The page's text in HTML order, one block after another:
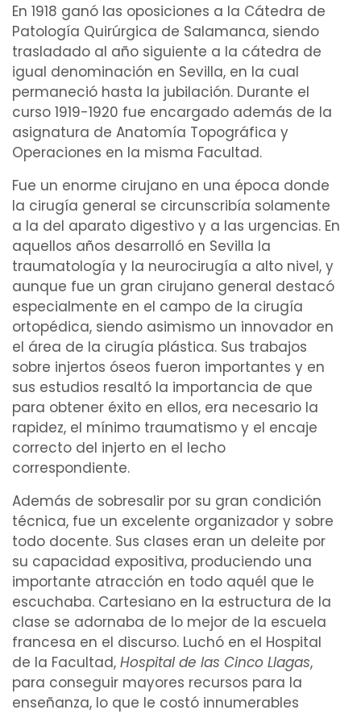
En 1918 ganó las oposiciones a la Cátedra de
Patología Quirúrgica de Salamanca, siendo
trasladado al año siguiente a la cátedra de
igual denominación en Sevilla, en la cual
permaneció hasta la jubilación. Durante el
curso 1919-1920 fue encargado además de la
asignatura de Anatomía Topográfica y
Operaciones en la misma Facultad.
Fue un enorme cirujano en una época donde
la cirugía general se circunscribía solamente
a la del aparato digestivo y a las urgencias. En
aquellos años desarrolló en Sevilla la
traumatología y la neurocirugía a alto nivel, y
aunque fue un gran cirujano general destacó
especialmente en el campo de la cirugía
ortopédica, siendo asimismo un innovador en
el área de la cirugía plástica. Sus trabajos
sobre injertos óseos fueron importantes y en
sus estudios resaltó la importancia de que
para obtener éxito en ellos, era necesario la
rapidez, el mínimo traumatismo y el encaje
correcto del injerto en el lecho
correspondiente.
Además de sobresalir por su gran condición
técnica, fue un excelente organizador y sobre
todo docente. Sus clases eran un deleite por
su capacidad expositiva, produciendo una
importante atracción en todo aquél que le
escuchaba. Cartesiano en la estructura de la
clase se adornaba de lo mejor de la escuela
francesa en el discurso. Luchó en el Hospital
de la Facultad, Hospital de las Cinco Llagas,
para conseguir mayores recursos para la
enseñanza, lo que le costó innumerables